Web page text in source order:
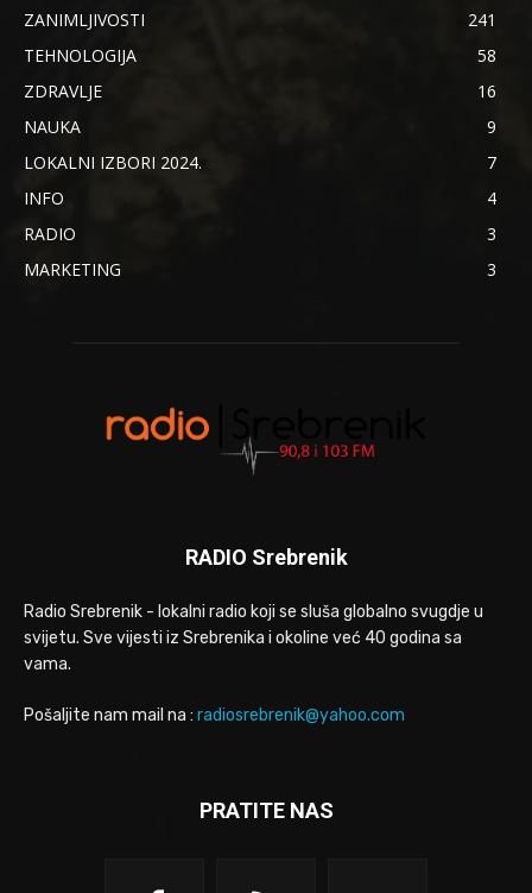
ZANIMLJIVOSTI
241
TEHNOLOGIJA
58
ZDRAVLJE
16
NAUKA
9
LOKALNI IZBORI 2024.
7
INFO
4
RADIO
3
MARKETING
3
RADIO Srebrenik
Radio Srebrenik - lokalni radio koji se sluša globalno svugdje u
svijetu. Sve vijesti iz Srebrenika i okoline već 40 godina sa
vama.
Pošaljite nam mail na : radiosrebrenik@yahoo.com
PRATITE NAS